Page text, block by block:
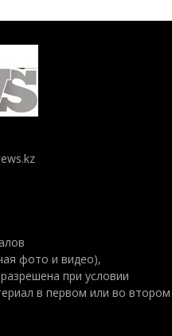
фото и видео),
при условии
в первом или во втором